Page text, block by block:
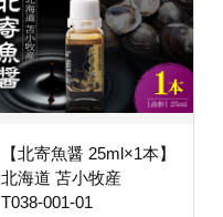
【北寄魚醤 25ml×1本】
北海道 苫小牧産
T038-001-01